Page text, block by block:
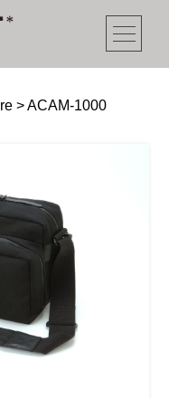
>ACAM-1000